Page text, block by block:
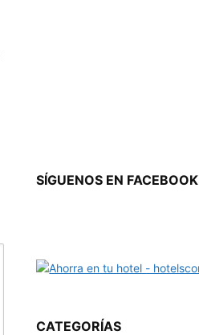
SÍGUENOS EN FACEBOOK
CATEGORÍAS